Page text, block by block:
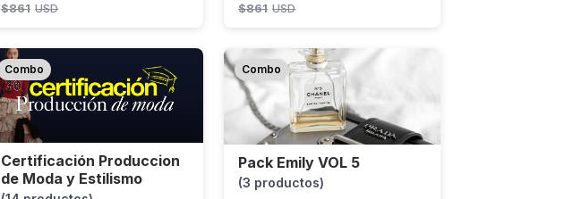
$861 USD $861 USD
Combo
Certificación Produccion
de Moda y Estilismo
Combo
Pack Emily VOL 5
(3 productos)